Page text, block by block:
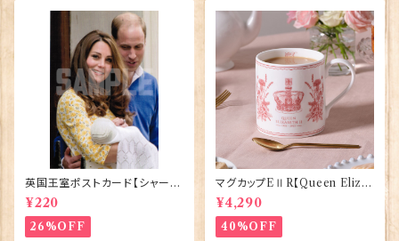
英国王室ポストカード【シャーロ
ット王女2】Pageantry Postca
rd 90183-JEF202
¥220
26%OFF
マグカップEⅡR【Queen Eliza
bethⅡ Commemorative】Vi
ctoria Eggs 50126
¥4,290
40%OFF